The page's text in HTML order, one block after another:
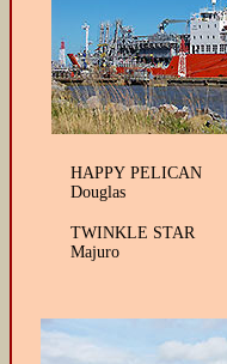
HAPPY PELICAN
Douglas
TWINKLE STAR
Majuro